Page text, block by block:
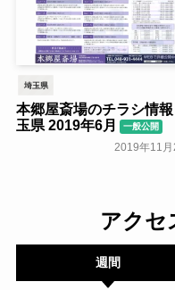
埼玉県
本郷屋斎場のチラシ情
玉県 2019年6月
一般公開
2019年11月
アクセ
週間